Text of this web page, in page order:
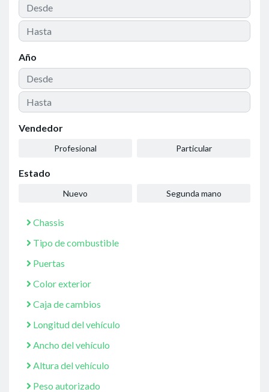
Año
Vendedor
Profesional Particular
Estado
Nuevo Segunda mano
Chassis
Tipo de combustible
Puertas
Color exterior
Caja de cambios
Longitud del vehículo
Ancho del vehículo
Altura del vehículo
Peso autorizado